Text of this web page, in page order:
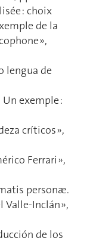
: choix
de la
»,
lengua de
exemple :
críticos »,
Ferrari »,
personæ.
Valle-Inclán »,
de los